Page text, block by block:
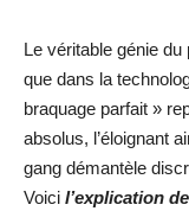
Le véritable génie
que dans la
braquage parfait »
absolus, l’éloignant
gang démantèle
Voici l’explication